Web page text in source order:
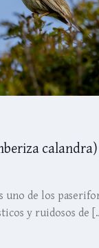
calandra)
de los
y ruidosos de